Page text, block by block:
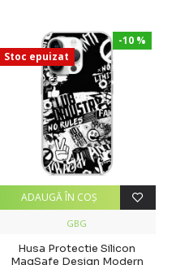
-10 %
Stoc epuizat
GBG
Husa Protectie Silicon
MagSafe Design Modern
ADAUGĂ ÎN COŞ